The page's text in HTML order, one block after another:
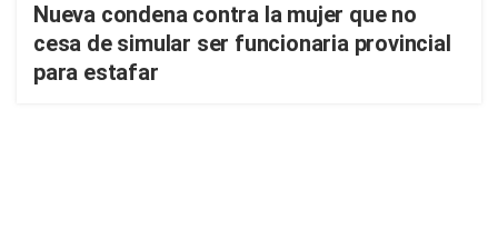
Nueva condena contra la mujer que no
cesa de simular ser funcionaria provincial
para estafar